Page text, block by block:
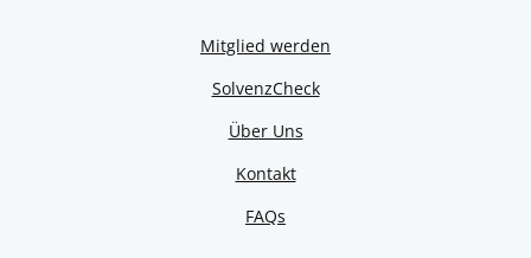
Mitglied werden
SolvenzCheck
Über Uns
Kontakt
FAQs